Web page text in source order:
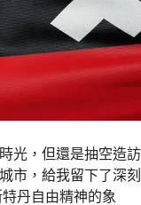
光，但還是抽空造訪
市，給我留下了深刻
丹自由精神的象